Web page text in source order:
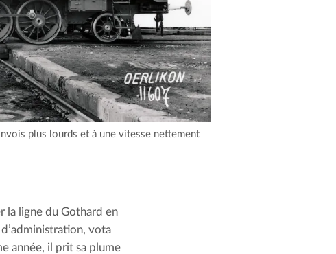
plus lourds et à une vitesse nettement
la ligne du Gothard en
vota
année, il prit sa plume